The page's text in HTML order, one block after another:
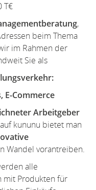
T€
,
beim Thema
im Rahmen der
Sie als
E-Commerce
Arbeitgeber
kununu bietet man
Wandel vorantreiben.
alle
mit Produkten für